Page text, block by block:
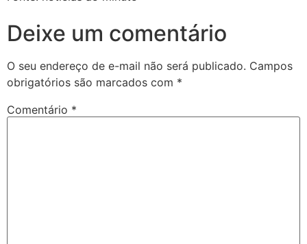
Deixe um comentário
O seu endereço de e-mail não será publicado. Campos
obrigatórios são marcados com *
Comentário *